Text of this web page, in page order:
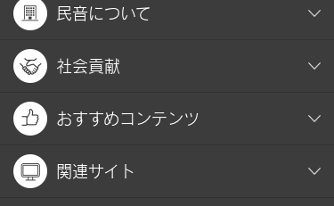
民音について
社会貢献
おすすめコンテンツ
関連サイト